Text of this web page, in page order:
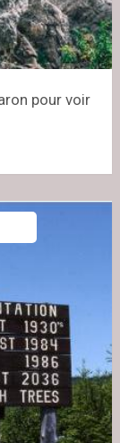
pour voir